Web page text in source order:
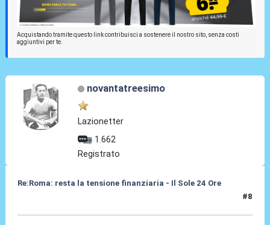
Acquistando tramite questo link contribuisci a sostenere il nostro sito, senza costi
aggiuntivi per te.
novantatreesimo
Lazionetter
1.662
Registrato
Re:Roma: resta la tensione finanziaria - Il Sole 24 Ore
#8